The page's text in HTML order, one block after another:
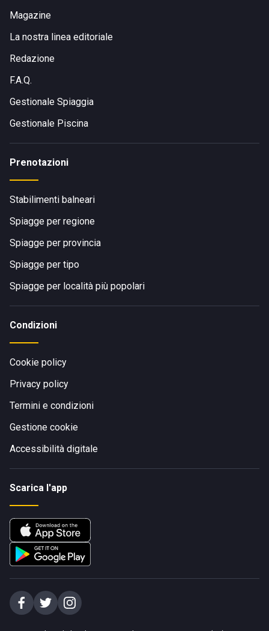
Magazine
La nostra linea editoriale
Redazione
F.A.Q.
Gestionale Spiaggia
Gestionale Piscina
Prenotazioni
Stabilimenti balneari
Spiagge per regione
Spiagge per provincia
Spiagge per tipo
Spiagge per località più popolari
Condizioni
Cookie policy
Privacy policy
Termini e condizioni
Gestione cookie
Accessibilità digitale
Scarica l'app